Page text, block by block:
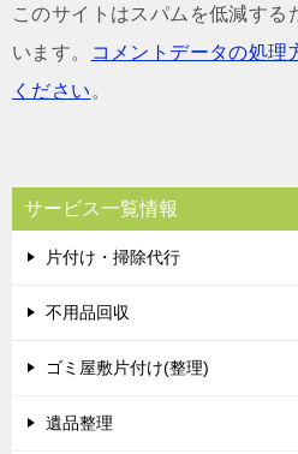
このサイトはスパムを低減する
います。
コメントデータの処理
ください 。
サービス一覧情報
片付け・掃除代行
不用品回収
ゴミ屋敷片付け(整理)
遺品整理